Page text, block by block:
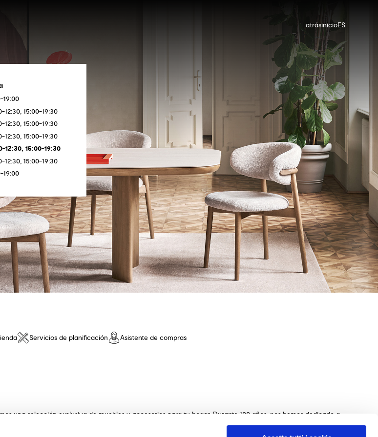
atrásinicioES
19:00
12:30, 15:00-19:30
12:30, 15:00-19:30
12:30, 15:00-19:30
12:30, 15:00-19:30
12:30, 15:00-19:30
19:00
Servicios de planificación Asistente de compras
una selección exclusiva de muebles y accesorios para tu hogar. Durante 100 años, nos hemos dedicado a
sin iguales. Descubre nuestras colecciones de mesas, sillas, camas, sofás y complementos de